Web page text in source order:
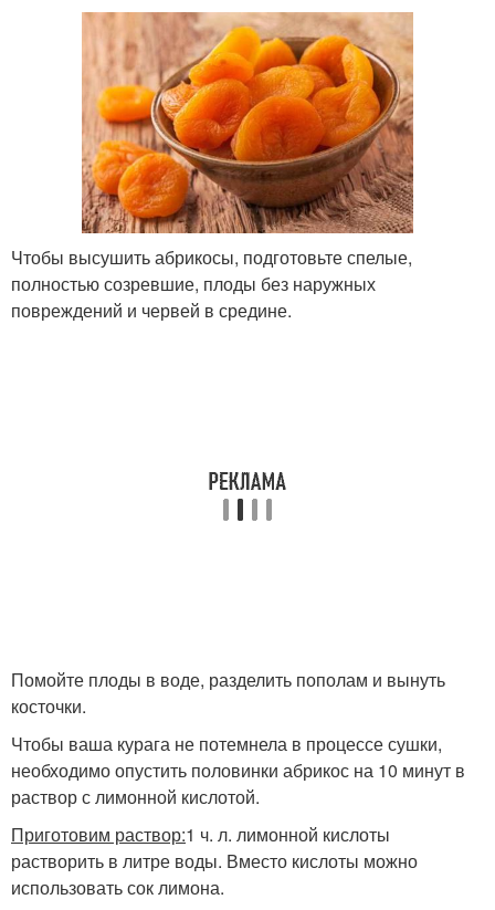
Чтобы высушить абрикосы, подготовьте спелые,
полностью созревшие, плоды без наружных
повреждений и червей в средине.
Помойте плоды в воде, разделить пополам и вынуть
косточки.
Чтобы ваша курага не потемнела в процессе сушки,
необходимо опустить половинки абрикос на 10 минут в
раствор с лимонной кислотой.
Приготовим раствор:1 ч. л. лимонной кислоты
растворить в литре воды. Вместо кислоты можно
использовать сок лимона.